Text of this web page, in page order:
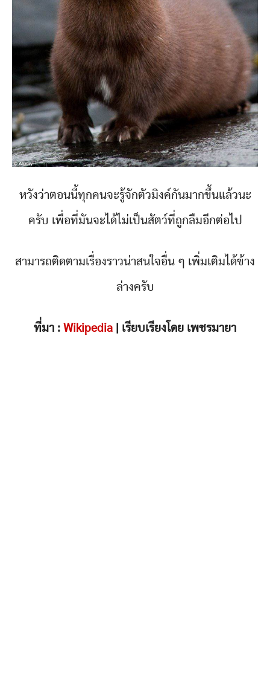
หวังว่าตอนนี้ทุกคนจะรู้จักตัวมิงค์กันมากขึ้นแล้วนะ
ครับ เพื่อที่มันจะได้ไม่เป็นสัตว์ที่ถูกลืมอีกต่อไป
สามารถติดตามเรื่องราวน่าสนใจอื่น ๆ เพิ่มเติมได้ข้าง
ล่างครับ
ที่มา : Wikipedia | เรียบเรียงโดย เพชรมายา